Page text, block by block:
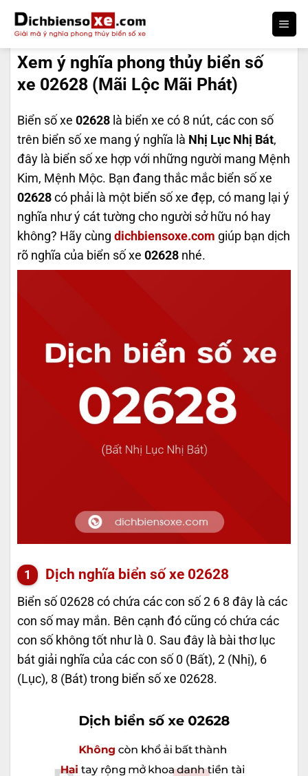
qua
nội
dungXem ý nghĩa phong thủy biển số
xe 02628 (Mãi Lộc Mãi Phát)
Biển số xe 02628 là biển xe có 8 nút, các con số
trên biển số xe mang ý nghĩa là Nhị Lục Nhị Bát,
đây là biển số xe hợp với những người mang Mệnh
Kim, Mệnh Mộc. Bạn đang thắc mắc biển số xe
02628 có phải là một biển số xe đẹp, có mang lại ý
nghĩa như ý cát tường cho người sở hữu nó hay
không? Hãy cùng dichbiensoxe.com giúp bạn dịch
rõ nghĩa của biển số xe 02628 nhé.
Dịch nghĩa biển số xe 02628
Biển số 02628 có chứa các con số 2 6 8 đây là các
con số may mắn. Bên cạnh đó cũng có chứa các
con số không tốt như là 0. Sau đây là bài thơ lục
bát giải nghĩa của các con số 0 (Bất), 2 (Nhị), 6
(Lục), 8 (Bát) trong biển số xe 02628.